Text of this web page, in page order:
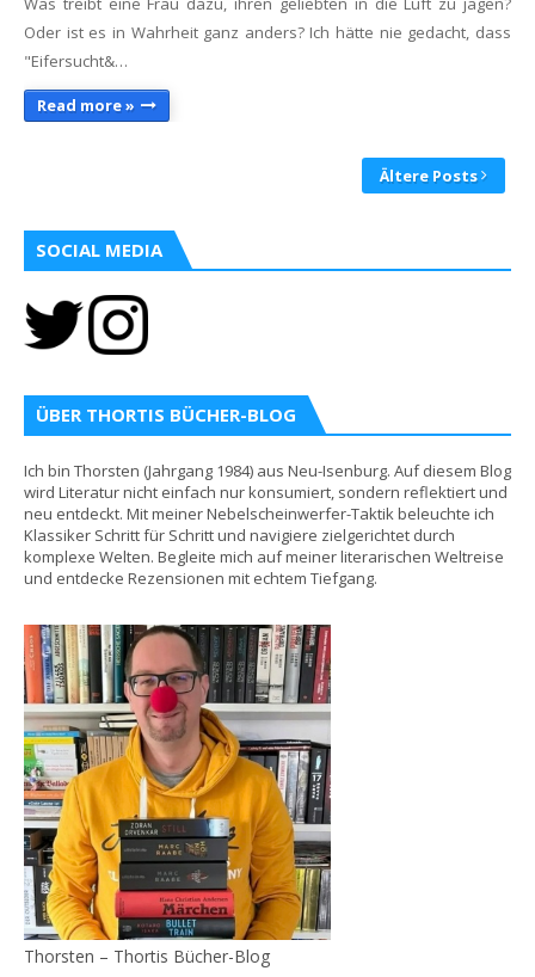
Oder ist es in Wahrheit ganz anders? Ich hätte nie gedacht, dass
"Eifersucht&…
Read more »
Ältere Posts
SOCIAL MEDIA
ÜBER THORTIS BÜCHER-BLOG
Ich bin Thorsten (Jahrgang 1984) aus Neu-Isenburg. Auf diesem Blog
wird Literatur nicht einfach nur konsumiert, sondern reflektiert und
neu entdeckt. Mit meiner Nebelscheinwerfer-Taktik beleuchte ich
Klassiker Schritt für Schritt und navigiere zielgerichtet durch
komplexe Welten. Begleite mich auf meiner literarischen Weltreise
und entdecke Rezensionen mit echtem Tiefgang.
Thorsten – Thortis Bücher-Blog